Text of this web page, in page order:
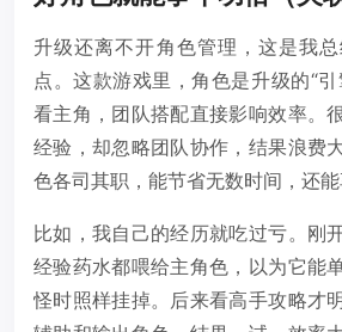
升级还离不开角色管理，这是我
点。这款游戏里，角色是升级的“
看主角，团队搭配直接影响效率。
经验，却忽略团队协作，结果浪费
色各司其职，能节省无数时间，还能
比如，我自己的经历就吃过亏。刚
经验药水都喂给主角色，以为它能
怪时照样挂掉。后来看高手攻略才